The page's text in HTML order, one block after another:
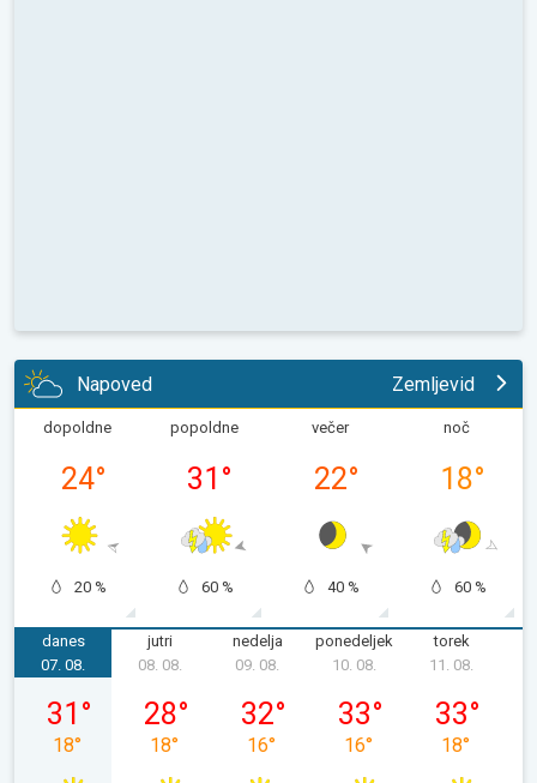
Napoved Zemljevid
dopoldne
24°
20 %
popoldne
31 °
60 %
večer
22°
40 %
noč
18°
60 %
danes
petek, 07. 08.
07. 08.
31 °
18°
jutri
08. 08.
28°
18°
nedelja
09. 08.
32°
16°
ponedeljek
10. 08.
33°
16°
torek
11. 08.
33°
18°